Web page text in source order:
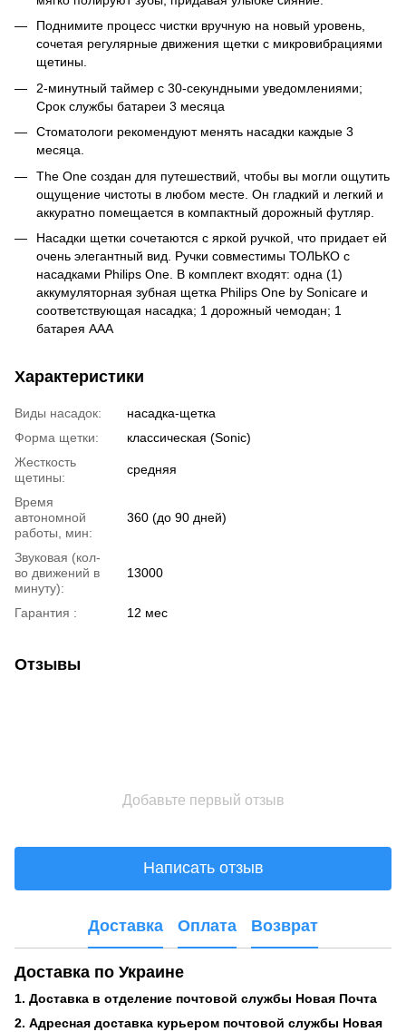
Поднимите процесс чистки вручную на новый уровень,
сочетая регулярные движения щетки с микровибрациями
щетины.
2-минутный таймер с 30-секундными уведомлениями;
Срок службы батареи 3 месяца
Стоматологи рекомендуют менять насадки каждые 3
месяца.
The One создан для путешествий, чтобы вы могли ощутить
ощущение чистоты в любом месте. Он гладкий и легкий и
аккуратно помещается в компактный дорожный футляр.
Насадки щетки сочетаются с яркой ручкой, что придает ей
очень элегантный вид. Ручки совместимы ТОЛЬКО с
насадками Philips One. В комплект входят: одна (1)
аккумуляторная зубная щетка Philips One by Sonicare и
соответствующая насадка; 1 дорожный чемодан; 1
батарея ААА
Характеристики
Виды насадок:
насадка-щетка
Форма щетки:
классическая (Sonic)
Жесткость
щетины:
средняя
Время
автономной
работы, мин:
360 (до 90 дней)
Звуковая (кол-
во движений в
минуту):
13000
Гарантия : 12 мес
Отзывы
Добавьте первый отзыв
Написать отзыв
Доставка Оплата Возврат
Доставка по Украине
1. Доставка в отделение почтовой службы Новая Почта
2. Адресная доставка курьером почтовой службы Новая